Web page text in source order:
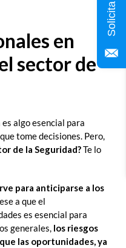
en
sector de
algo esencial para
tome decisiones. Pero,
de la Seguridad?Te lo
para anticiparse a los
a que el
es esencial para
generales, los riesgos
las oportunidades, ya